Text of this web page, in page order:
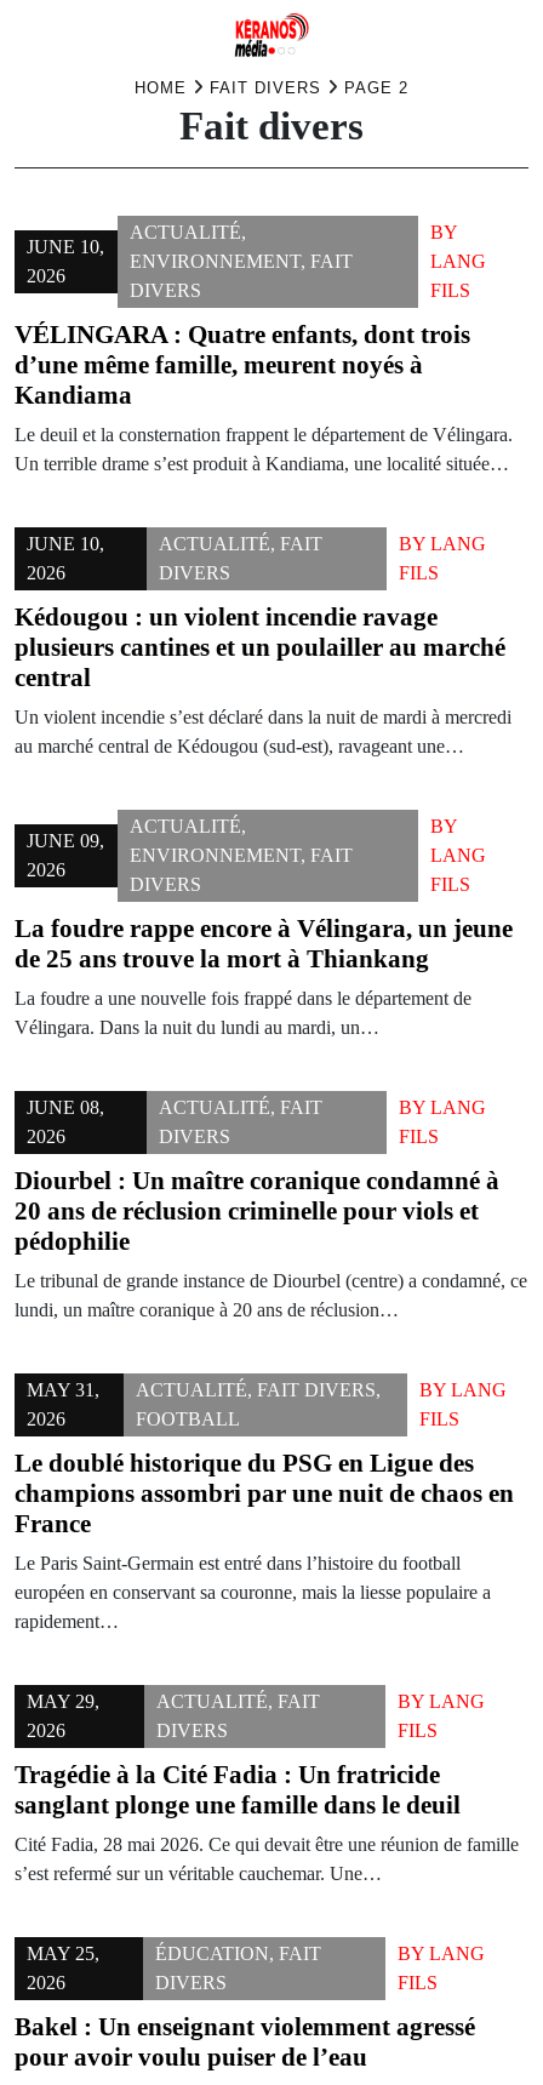
HOME FAIT DIVERS PAGE 2
Fait divers
JUNE 10,
2026
ACTUALITÉ,
ENVIRONNEMENT,FAIT
DIVERS
BY
LANG
FILS
VÉLINGARA : Quatre enfants, dont trois
d’une même famille, meurent noyés à
Kandiama
Le deuil et la consternation frappent le département de Vélingara.
Un terrible drame s’est produit à Kandiama, une localité située…
JUNE 10,
2026
ACTUALITÉ,FAIT
DIVERS
BY LANG
FILS
Kédougou : un violent incendie ravage
plusieurs cantines et un poulailler au marché
central
Un violent incendie s’est déclaré dans la nuit de mardi à mercredi
au marché central de Kédougou (sud-est), ravageant une…
JUNE 09,
2026
ACTUALITÉ,
ENVIRONNEMENT,FAIT
DIVERS
BY
LANG
FILS
La foudre rappe encore à Vélingara, un jeune
de 25 ans trouve la mort à Thiankang
La foudre a une nouvelle fois frappé dans le département de
Vélingara. Dans la nuit du lundi au mardi, un…
JUNE 08,
2026
ACTUALITÉ,FAIT
DIVERS
BY LANG
FILS
Diourbel : Un maître coranique condamné à
20 ans de réclusion criminelle pour viols et
pédophilie
Le tribunal de grande instance de Diourbel (centre) a condamné, ce
lundi, un maître coranique à 20 ans de réclusion…
MAY 31,
2026
ACTUALITÉ,FAIT DIVERS,
FOOTBALL
BYLANG
FILS
Le doublé historique du PSG en Ligue des
champions assombri par une nuit de chaos en
France
Le Paris Saint-Germain est entré dans l’histoire du football
européen en conservant sa couronne, mais la liesse populaire a
rapidement…
MAY 29,
2026
ACTUALITÉ, FAIT
DIVERS
BY LANG
FILS
Tragédie à la Cité Fadia : Un fratricide
sanglant plonge une famille dans le deuil
Cité Fadia, 28 mai 2026. Ce qui devait être une réunion de famille
s’est refermé sur un véritable cauchemar. Une…
MAY 25,
2026
ÉDUCATION,FAIT
DIVERS
BYLANG
FILS
Bakel : Un enseignant violemment agressé
pour avoir voulu puiser de l’eau